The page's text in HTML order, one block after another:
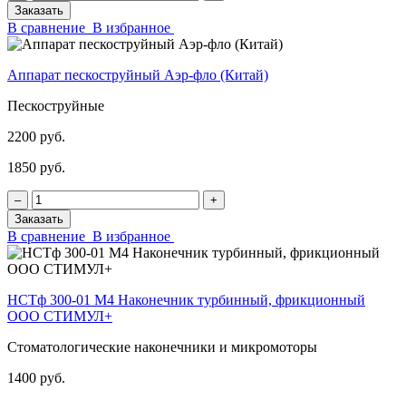
Заказать
В сравнение В избранное
Аппарат пескоструйный Аэр-фло (Китай)
Пескоструйные
2200 руб.
1850 руб.
‒
+
Заказать
В сравнение В избранное
НСТф 300-01 М4 Наконечник турбинный, фрикционный
ООО СТИМУЛ+
Стоматологические наконечники и микромоторы
1400 руб.